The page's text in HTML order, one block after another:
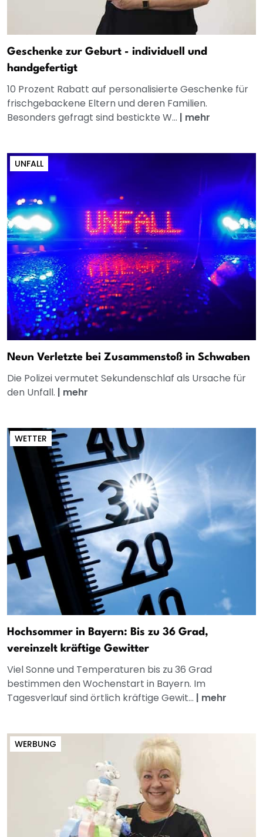
Geschenke zur Geburt - individuell und
handgefertigt
10 Prozent Rabatt auf personalisierte Geschenke für
frischgebackene Eltern und deren Familien.
Besonders gefragt sind bestickte W... | mehr
UNFALL
Neun Verletzte bei Zusammenstoß in Schwaben
Die Polizei vermutet Sekundenschlaf als Ursache für
den Unfall. | mehr
WETTER
Hochsommer in Bayern: Bis zu 36 Grad,
vereinzelt kräftige Gewitter
Viel Sonne und Temperaturen bis zu 36 Grad
bestimmen den Wochenstart in Bayern. Im
Tagesverlauf sind örtlich kräftige Gewit... | mehr
WERBUNG